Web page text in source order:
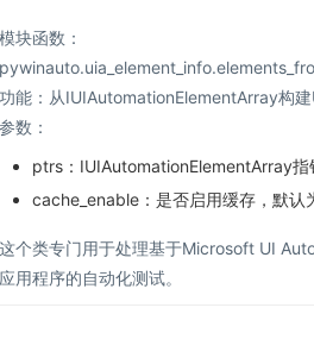
模块函数：
功能：从IUIAutomationElementArray构
参数：
ptrs：IUIAutomationElementArray指
cache_enable：是否启用缓存，默认
这个类专门用于处理基于Microsoft UI
应用程序的自动化测试。